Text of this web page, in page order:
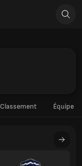
Classement Équipe